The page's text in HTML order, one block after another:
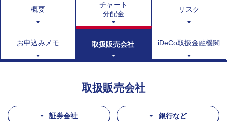
概要
チャート
分配金
リスク
お申込みメモ 取扱販売会社 iDeCo取扱金融機関
取扱販売会社
証券会社 銀行など